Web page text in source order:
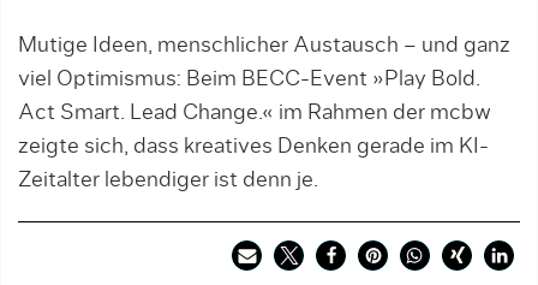
Mutige Ideen, menschlicher Austausch – und ganz
viel Optimismus: Beim BECC-Event »Play Bold.
Act Smart. Lead Change.« im Rahmen der mcbw
zeigte sich, dass kreatives Denken gerade im KI-
Zeitalter lebendiger ist denn je.